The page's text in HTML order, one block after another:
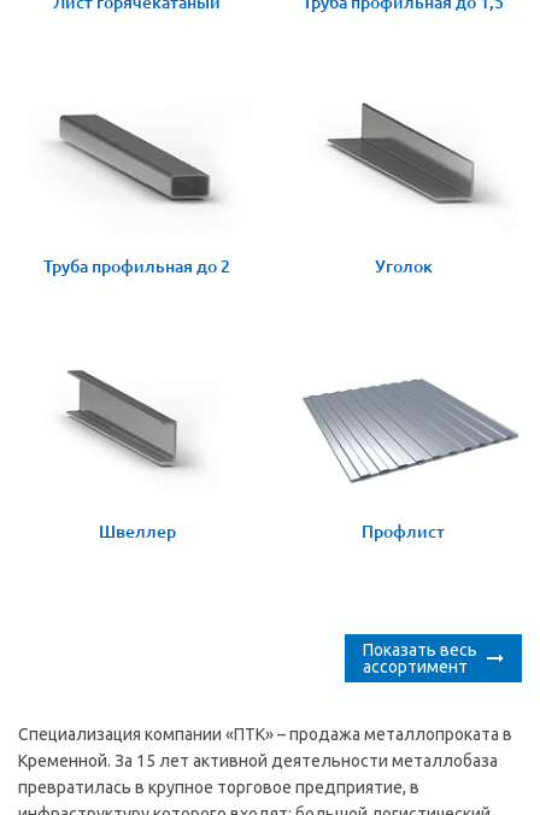
Труба профильная до 2 Уголок
Швеллер Профлист
Показать весь
ассортимент
Специализация компании «ПТК» – продажа металлопроката в
Кременной. За 15 лет активной деятельности металлобаза
превратилась в крупное торговое предприятие, в